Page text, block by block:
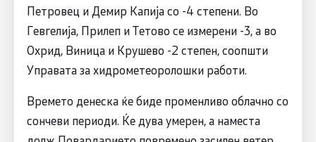
Петровец и Демир Капија со -4 степени. Во
Гевгелија, Прилеп и Тетово се измерени -3, а во
Охрид, Виница и Крушево -2 степен, соопшти
Управата за хидрометеоролошки работи.
Времето денеска ќе биде променливо облачно со
сончеви периоди. Ќе дува умерен, а наместа